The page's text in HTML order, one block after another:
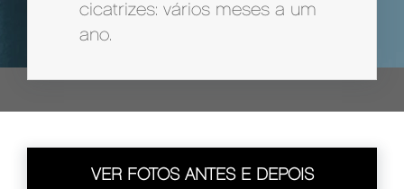
cicatrizes: vários meses a um
ano.
VER FOTOS ANTES E DEPOIS